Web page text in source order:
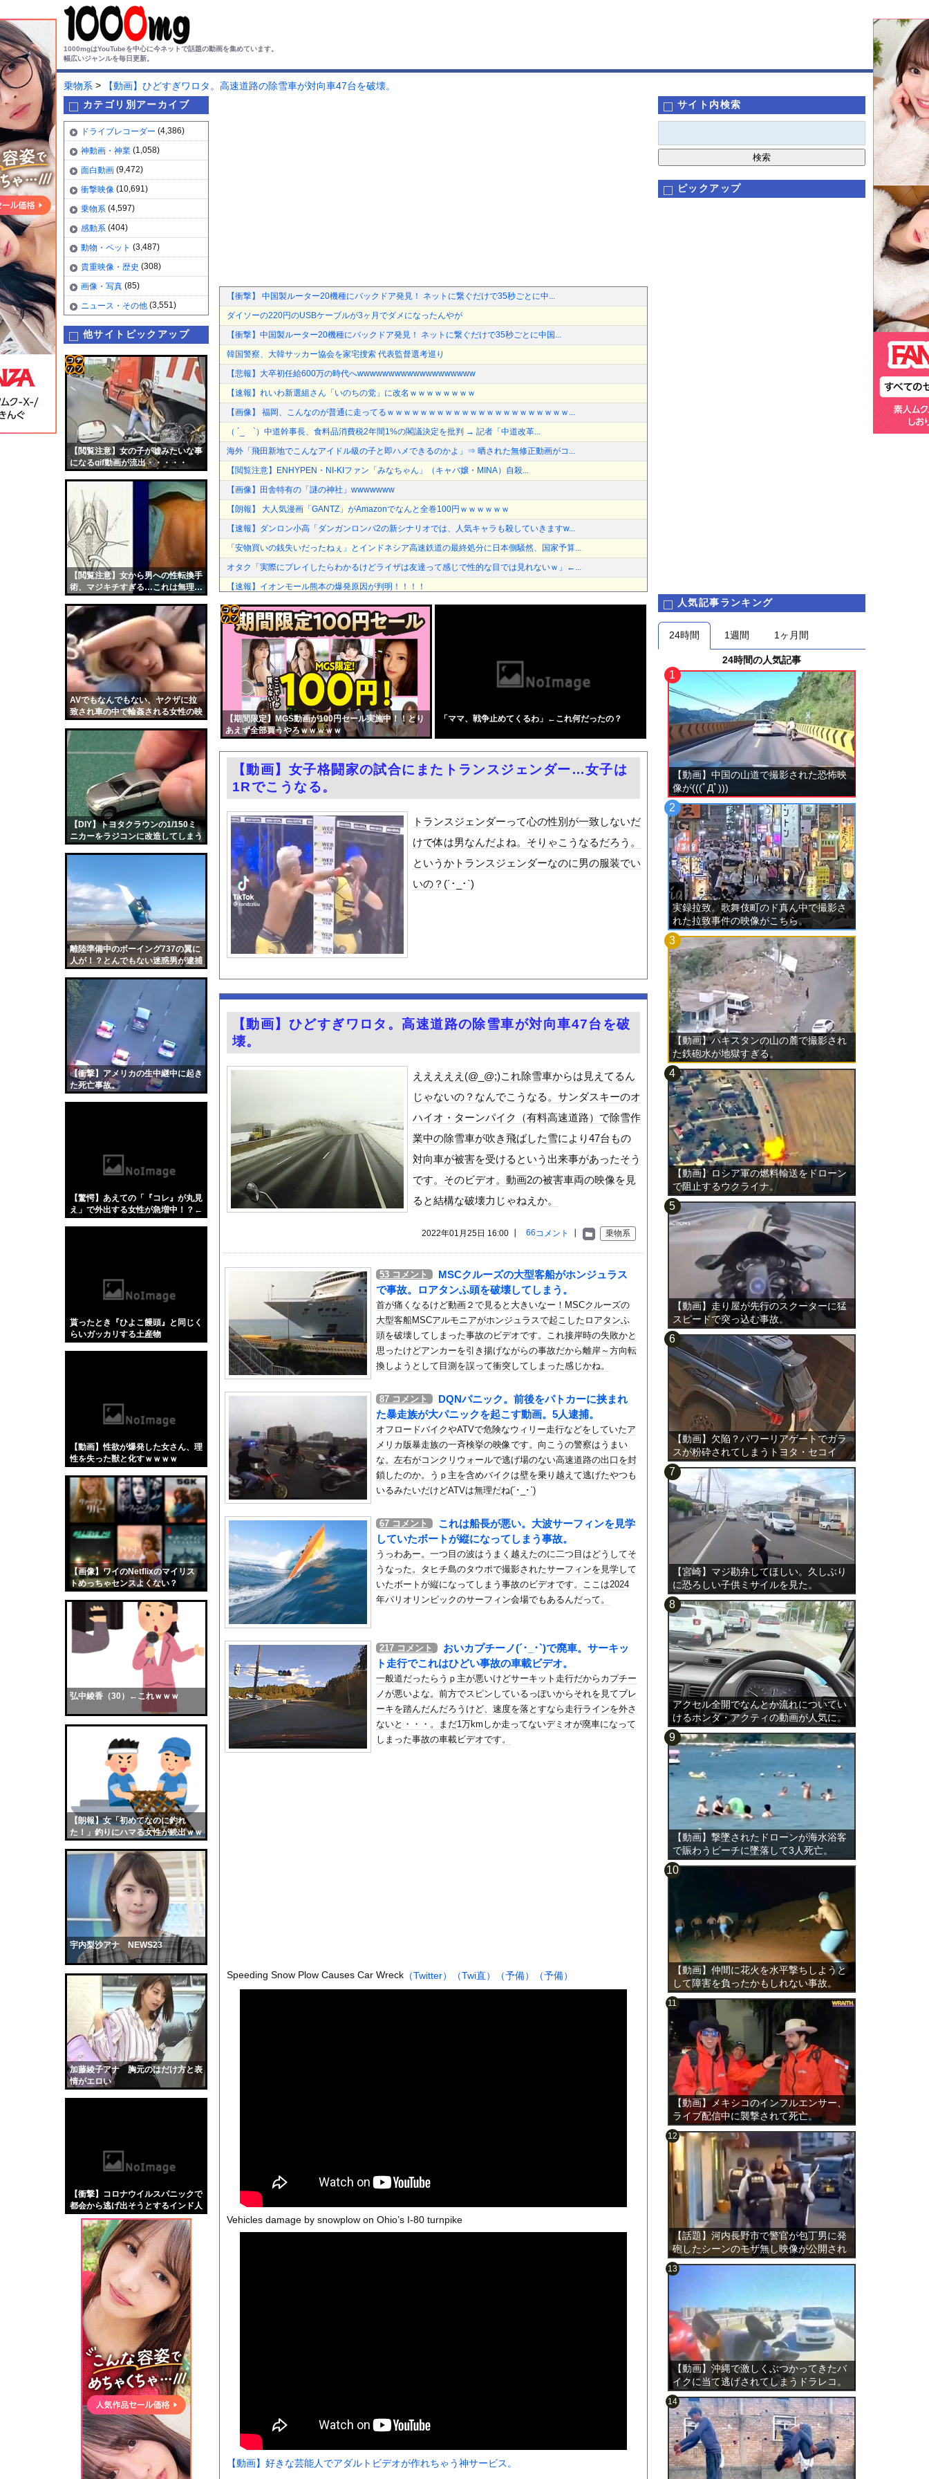
1000mgはYouTubeを中心に今ネットで話題の動画を集めています。
幅広いジャンルを毎日更新。
乗物系 >
【動画】ひどすぎワロタ。高速道路の除雪車が対向車47台を破壊。
カテゴリ別アーカイブ
ドライブレコーダー (4,386)
神動画・神業 (1,058)
面白動画 (9,472)
衝撃映像 (10,691)
乗物系 (4,597)
感動系 (404)
動物・ペット (3,487)
貴重映像・歴史 (308)
画像・写真 (85)
ニュース・その他 (3,551)
他サイトピックアップ
【閲覧注意】女の子が嘘みたいな事
になるgif動画が流出・・・・・
【閲覧注意】女から男への性転換手
術、マジキチすぎる…これは無理…
AVでもなんでもない、ヤクザに拉
致され車の中で輪姦される女性の映
【DIY】トヨタクラウンの1/150ミ
ニカーをラジコンに改造してしまう
離陸準備中のボーイング737の翼に
人が！？とんでもない迷惑男が逮捕
【衝撃】アメリカの生中継中に起き
た死亡事故。
【驚愕】あえての「『コレ』が丸見
え」で外出する女性が急増中！？←
貰ったとき『ひよこ饅頭』と同じく
らいガッカリする土産物
【動画】性欲が爆発した女さん、理
性を失った獣と化すｗｗｗｗ
【画像】ワイのNetflixのマイリス
トめっちゃセンスよくない？
弘中綾香（30）←これｗｗｗ
【朗報】女「初めてなのに釣れ
た！」釣りにハマる女性が続出ｗｗ
宇内梨沙アナ NEWS23
加藤綾子アナ 胸元のはだけ方と表
情がエロい
【衝撃】コロナウイルスパニックで
都会から逃げ出そうとするインド人
たち・・・
- 固
定リ
ンク
自動
更新
ツー
ル
【衝撃】 中国製ルーター20機種にバックドア発見！ ネットに繋ぐだけで35秒ごとに中...
ダイソーの220円のUSBケーブルが3ヶ月でダメになったんやが
【衝撃】中国製ルーター20機種にバックドア発見！ ネットに繋ぐだけで35秒ごとに中国...
韓国警察、大韓サッカー協会を家宅捜索 代表監督選考巡り
【悲報】大卒初任給600万の時代へwwwwwwwwwwwwwwwwwww
【速報】れいわ新選組さん「いのちの党」に改名ｗｗｗｗｗｗｗｗ
【画像】 福岡、こんなのが普通に走ってるｗｗｗｗｗｗｗｗｗｗｗｗｗｗｗｗｗｗｗｗｗｗ...
（ ´_ゝ`）中道幹事長、食料品消費税2年間1%の閣議決定を批判 → 記者「中道改革...
海外「飛田新地でこんなアイドル級の子と即ハメできるのかよ」⇒ 晒された無修正動画がコ...
【閲覧注意】ENHYPEN・NI-KIファン「みなちゃん」（キャバ嬢・MINA）自殺...
【画像】田舎特有の「謎の神社」wwwwwww
【朗報】 大人気漫画「GANTZ」がAmazonでなんと全巻100円ｗｗｗｗｗｗ
【速報】ダンロン小高「ダンガンロンパ2の新シナリオでは、人気キャラも殺していきますw...
「安物買いの銭失いだったねぇ」とインドネシア高速鉄道の最終処分に日本側騒然、国家予算...
オタク「実際にプレイしたらわかるけどライザは友達って感じで性的な目では見れないｗ」←...
【速報】イオンモール熊本の爆発原因が判明！！！！
【速報】れいわ新選組、新たな党名は「いのちの党」 略称は「いのち」
北朝鮮がロシアに弾道ミサイル40発供与、ミサイル部隊90人派遣開始…さらに80発見通...
偽警察官「保釈金を払えば逮捕されずに済むよ」３０代男性が1342万円だまし取られる他
エロ漫画『TSしてパパのえっちな娘になるバイト そして娘堕ちするまでがセット』をra...
【画像】マクドナルド、明日から発売のポケモンハッピーセットに個数制限を設けるｗｗｗ
【悲報】玉川徹さん、8月6日の原爆の日にトンデモ持論を展開し物議… → ネット「それ...
パヨク「アジア人民、中国人民と連帯して戦おー！悪政高市を打倒するぞー！」
村重杏奈、写真集ヌードがエロい！乳首透け、巨乳おっぱいが最高過ぎる！
【東京】睡眠時無呼吸症候群診断後に死亡事故＝運転の無職男（３４）、独断で治療中断―危...
日産e-power、無給油で1980km走行しギネス記録を達成
混浴露天風呂の女性客見て甥っ子がフル勃起してしまう事案が発生 part4
結婚式の二次会で知り合った娘達と乱交した話
【朗報】大人気漫画「GANTZ」がAmazonでなんと全巻100円ｗｗｗｗｗｗ
中国「大洪水！」中国ダム「決壊」地元民「公式発表より死者多い！」中国政府「住民拘束！...
韓国国会、サッカー前代表監督を追及「なぜ負けたのか」
日本旅行キャンセルすべきか…1万年ぶり史上最大級の火山の兆し＝韓国の反応
うちのネコが目の前にいた。私が上に物を投げるフリをする → 猫はこうなります…
【画像】完全オフの佐々木希、●●スを隠すことができてないwwww
【画像】キス釣りするんや
【画像】絶対にハニトラに引っかかってしまう爆美女中国人が話題に…
河出奈都美アナ ノースリニットの巨乳、横乳、脇！！【GIF動画あり】
富士登山ツアー中に64歳男性死亡 8合目付近で意識失う
ハムスターの日
【医師解説】飲酒後の「締めのラーメン欲」の原因は？ 脳の錯覚と真実
グラドル山根千芽（36歳）の豊満Iカップボディをお楽しみしまくりたいよな！
【Xの車窓から】オービスかと思ったら野生の炊飯器で草 ほか
『君のことが大大大大大好きな100人の彼女』17話感想 須藤育登場！ストイックな野球...
【ポロリ悲話】ネットで拡散してるおっぱいポロリ動画、何故か叩かれる・・・
【衝撃】「かわいい虫」ランキング、ついに発表される
野田クリスタルさん「イラストレーターの人が『AIに仕事を奪われる』って言ってるけど、...
ジャグラーやってる奴ってヤバいの多すぎじゃね？？？
大野智、ワイルドなヒゲ姿で加藤シゲアキのインスタに降臨！本人以外のSNSでは初？【画...
美人工学研究者さん、ぽっちゃりボディが限界突破してしまう
海外「日本で初めて梅干しなるものを食べた」日本旅行で食べた変わった食べ物に対する海外...
今季もタイトル獲得を目指すFC町田ゼルビア黒田剛監督が抱負を語る
片田舎のおっさん、剣聖になるⅡ 第5話 感想：ついに親子対決の予感！ベリル先生もやる...
【DeNA】相川監督「カウントをつくれない、ストライクを投げられない」ビド２軍再調整...
カープ佐々木泰（8月OPS.875打率.438得点圏.000）←1番に置いた方が良く...
連れて行かれた
「クマが悪者扱いされているのが悲しい」『北の国から』倉本聰が語った現代社会への違和感...
トラウデン直美キャスター うっすらと谷間の裾野！！【GIF動画あり】
【画像】村重杏奈さん、ロシアンハーフのお○ぱいがコチラｗｗｗｗｗｗｗ
広島県知事ら「核抑止論、根本的におかしい」
ベッセント財務長官は円高に協力してほしそうにこっちを見ている
【画像】おまえらくんの机がこの女の子の椅子にされてたらｗｗｗ
【画像】この女優さん、可愛すぎる
【朗報】齋藤飛鳥、前屈みで完全に見えてる動画が拡散されてしまう…
海外「日本よ、お前がナンバーワンだ」 熊本地震直後の日本の対応のスピードに世界が衝撃
勇気を出して白人美女にチン凸したアジア人短小男
、爆笑されてしまうｗｗｗ
10年もの間浮気してた嫁。まさかと思い長男のDNA鑑定をするがいいな？と問うと、元嫁...
ウクライナ侵攻以降、ロシア軍兵士のHIV感染が2000％急増…ウクライナメディア！
【配信者】「金バエ」のSNS更新が1週間途絶え、様々な憶測が飛び交う。1週間ぶりの投...
【画像】女の子「危機管理フォーーーーム！！！」
【衝撃】大谷25号&26号、3安打3打点の活躍も一歩及ばず…それでも希望を見出すLA...
【画像】伊藤舞雪とかいうＡＶ女優ｗｗｗｗｗｗｗｗｗｗw
【緊急】肛門にスティックのり入れたけど出てこないの！！
【動画】両方馬鹿（笑）ミニストップでトラックと衝突したドラレコが（ノ∇`）
【期間限定】MGS動画が100円セール実施中！！とり
あえず全部買うやろｗｗｗｗｗ
「ママ、戦争止めてくるわ」←これ何だったの？
コテ
ンク
自動
更新
【動画】女子格闘家の試合にまたトランスジェンダー…女子は
1Rでこうなる。
トランスジェンダーって心の性別が一致しないだ
けで体は男なんだよね。そりゃこうなるだろう。
というかトランスジェンダーなのに男の服装でい
いの？(´･_･`)
【動画】ひどすぎワロタ。高速道路の除雪車が対向車47台を破
壊。
えええええ(@_@;)これ除雪車からは見えてるん
じゃないの？なんでこうなる。サンダスキーのオ
ハイオ・ターンパイク（有料高速道路）で除雪作
業中の除雪車が吹き飛ばした雪により47台もの
対向車が被害を受けるという出来事があったそう
です。そのビデオ。動画2の被害車両の映像を見
ると結構な破壊力じゃねえか。
乗物系
66コメント
2022年01月25日 16:00 ┃
53 コメント
MSCクルーズの大型客船がホンジュラス
で事故。ロアタンふ頭を破壊してしまう。
首が痛くなるけど動画２で見ると大きいなー！MSCクルーズの
大型客船MSCアルモニアがホンジュラスで起こしたロアタンふ
頭を破壊してしまった事故のビデオです。これ接岸時の失敗かと
思ったけどアンカーを引き揚げながらの事故だから離岸～方向転
換しようとして目測を誤って衝突してしまった感じかね。
87 コメント
DQNパニック。前後をパトカーに挟まれ
た暴走族が大パニックを起こす動画。5人逮捕。
オフロードバイクやATVで危険なウィリー走行などをしていたア
メリカ版暴走族の一斉検挙の映像です。向こうの警察はうまい
な。左右がコンクリウォールで逃げ場のない高速道路の出口を封
鎖したのか。うｐ主を含めバイクは壁を乗り越えて逃げたやつも
いるみたいだけどATVは無理だね(´･_･`)
67 コメント
これは船長が悪い。大波サーフィンを見学
していたボートが縦になってしまう事故。
うっわあー。一つ目の波はうまく越えたのに二つ目はどうしてそ
うなった。タヒチ島のタウポで撮影されたサーフィンを見学して
いたボートが縦になってしまう事故のビデオです。ここは2024
年パリオリンピックのサーフィン会場でもあるんだって。
217 コメント
おいカプチーノ(´･_･`)で廃車。サーキッ
ト走行でこれはひどい事故の車載ビデオ。
一般道だったらうｐ主が悪いけどサーキット走行だからカプチー
ノが悪いよな。前方でスピンしているっぽいからそれを見てブレ
ーキを踏んだんだろうけど、速度を落とすなら走行ラインを外さ
ないと・・・。まだ1万kmしか走ってないデミオが廃車になって
しまった事故の車載ビデオです。
Speeding Snow Plow Causes Car Wreck （Twitter） （Twi直） （予備） （予備）
Vehicles damage by snowplow on Ohio’s I-80 turnpike
【動画】好きな芸能人でアダルトビデオが作れちゃう神サービス。
サイト内検索
ピックアップ
人気記事ランキング
24時間 1週間 1ヶ月間
24時間の人気記事
【動画】中国の山道で撮影された恐怖映
像が(((ﾟДﾟ)))
実録拉致。歌舞伎町のド真ん中で撮影さ
れた拉致事件の映像がこちら。
【動画】パキスタンの山の麓で撮影され
た鉄砲水が地獄すぎる。
【動画】ロシア軍の燃料輸送をドローン
で阻止するウクライナ。
【動画】走り屋が先行のスクーターに猛
スピードで突っ込む事故。
【動画】欠陥？パワーリアゲートでガラ
スが粉砕されてしまうトヨタ・セコイ
ア。
【宮崎】マジ勘弁してほしい。久しぶり
に恐ろしい子供ミサイルを見た。
アクセル全開でなんとか流れについてい
けるホンダ・アクティの動画が人気に。
【動画】撃墜されたドローンが海水浴客
で賑わうビーチに墜落して3人死亡。
【動画】仲間に花火を水平撃ちしようと
して障害を負ったかもしれない事故。
【動画】メキシコのインフルエンサー、
ライブ配信中に襲撃されて死亡。
【話題】河内長野市で警官が包丁男に発
砲したシーンのモザ無し映像が公開され
る。
【動画】沖縄で激しくぶつかってきたバ
イクに当て逃げされてしまうドラレコ。